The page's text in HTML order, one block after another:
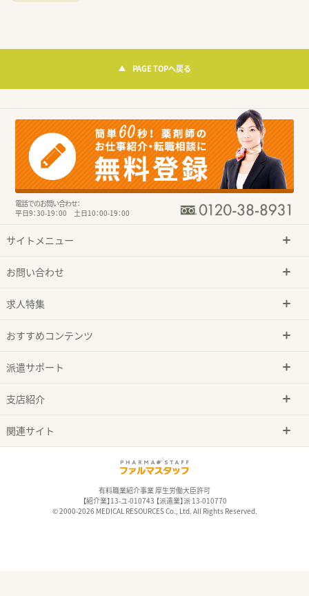
PAGE TOPへ戻る
電話でのお問い合わせ：
平日9：30-19：00 土日10：00-19：00
サイトメニュー
お問い合わせ
求人特集
おすすめコンテンツ
派遣サポート
支店紹介
関連サイト
有料職業紹介事業 厚生労働大臣許可
【紹介業】13-ユ-010743 【派遣業】派 13-010770
© 2000-2026 MEDICAL RESOURCES Co., Ltd. All Rights Reserved.